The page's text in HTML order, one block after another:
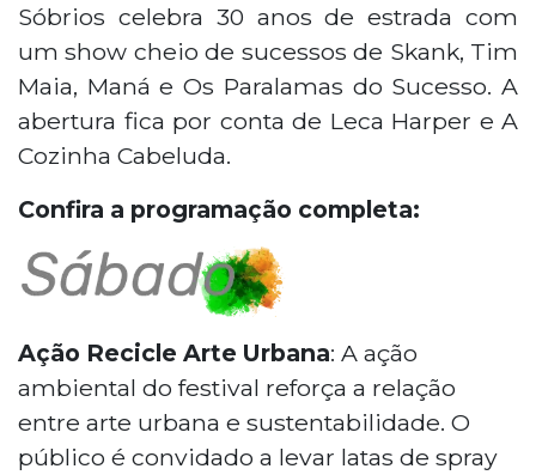
musicais no Tereza Gastrobar, tributos ao
Queen e Bon Jovi no
SunsetGrowlerStation, festa Afrogueto no
Ponto Bar, além da peça teatral "Peter
Pan no Cerrado", que adapta o clássico
infantil com elementos da cultura sul-
Sóbrios celebra 30 anos de estrada com
um show cheio de sucessos de Skank, Tim
Maia, Maná e Os Paralamas do Sucesso. A
abertura fica por conta de Leca Harper e A
Cozinha Cabeluda.
Confira a programação completa:
Ação Recicle Arte Urbana: A ação
ambiental do festival reforça a relação
entre arte urbana e sustentabilidade. O
público é convidado a levar latas de spray